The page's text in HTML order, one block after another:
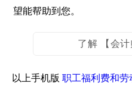
望能帮助到您。
了解 【会
以上手机版 职工福利费和劳